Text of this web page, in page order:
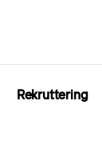
Rekruttering